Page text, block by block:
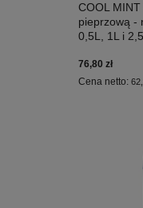
COOL
pieprzową -
0,5L, 1L i
76,80 zł
Cena netto: